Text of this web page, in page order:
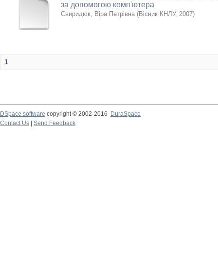
за допомогою комп'ютера
Свиридюк, Віра Петрівна (Вісник КНЛУ, 2007)
1
DSpace software copyright © 2002-2016
DuraSpace
Contact Us
Send Feedback